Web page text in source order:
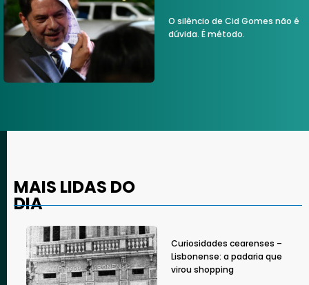
O silêncio de Cid Gomes não é
dúvida. É método.
MAIS LIDAS DO
DIA
Curiosidades cearenses –
Lisbonense: a padaria que
virou shopping